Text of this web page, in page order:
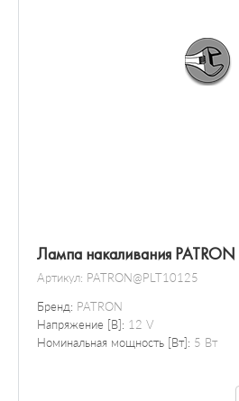
Лампа накаливания
Артикул: PATRON@PLT10125
Бренд: PATRON
Напряжение [В]: 12 V
Номинальная мощность [Вт]: 5 Вт